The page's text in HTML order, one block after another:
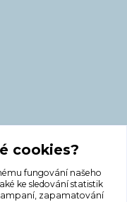
cookies?
fungování našeho
ke sledování statistik
zapamatování